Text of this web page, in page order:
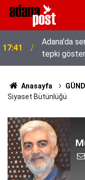
17:41
Adana'da
tepki
Anasayfa
Siyaset Bütünlüğü